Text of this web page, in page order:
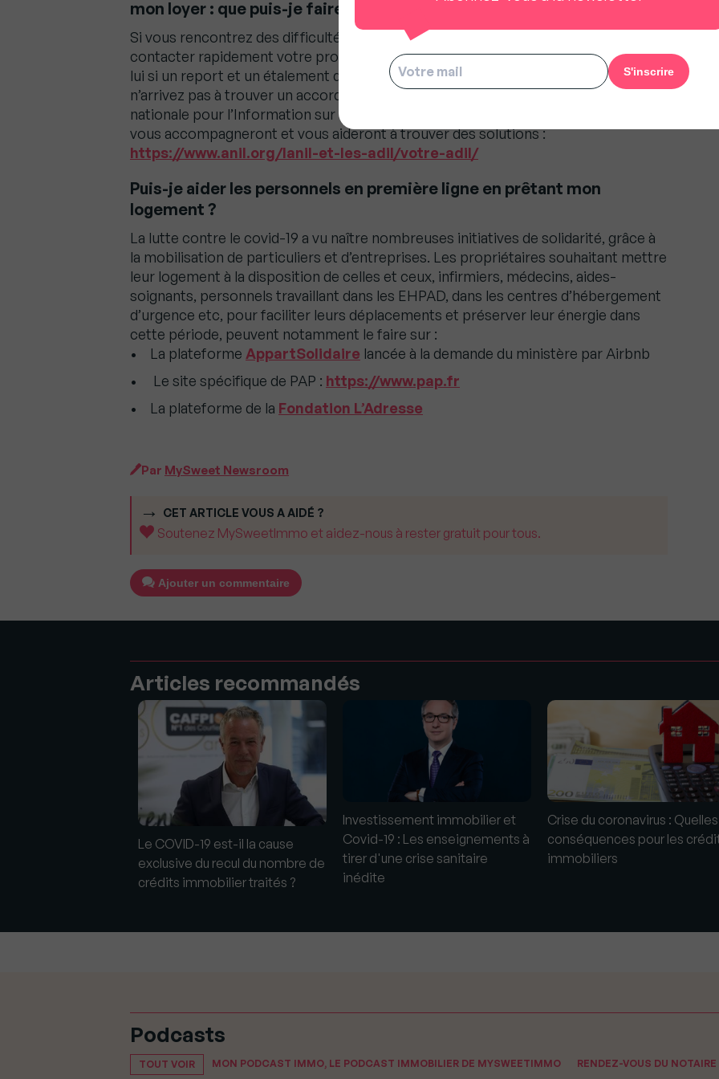
mon loyer : que puis-je faire ? Vers qui puis-je me tourner ?
Si vous rencontrez des difficultés à payer votre loyer, il est recommandé de
contacter rapidement votre propriétaire pour lui expliquer la situation et voir avec
lui si un report et un étalement du paiement du loyer sont possibles. Si vous
n’arrivez pas à trouver un accord amiable, vous pouvez vous tourner vers l’Agence
nationale pour l’Information sur le Logement (ANIL) dont les conseillers juridiques
vous accompagneront et vous aideront à trouver des solutions :
https://www.anil.org/lanil-et-les-adil/votre-adil/
Puis-je aider les personnels en première ligne en prêtant mon
logement ?
La lutte contre le covid-19 a vu naître nombreuses initiatives de solidarité, grâce à
la mobilisation de particuliers et d’entreprises. Les propriétaires souhaitant mettre
leur logement à la disposition de celles et ceux, infirmiers, médecins, aides-
soignants, personnels travaillant dans les EHPAD, dans les centres d’hébergement
d’urgence etc, pour faciliter leurs déplacements et préserver leur énergie dans
cette période, peuvent notamment le faire sur :
• La plateforme AppartSolidaire lancée à la demande du ministère par Airbnb
• Le site spécifique de PAP : https://www.pap.fr
• La plateforme de la Fondation L’Adresse
Par MySweet Newsroom
CET ARTICLE VOUS A AIDÉ ?
Soutenez MySweetImmo et aidez-nous à rester gratuit pour tous.
Ajouter un commentaire
Articles recommandés
Le COVID-19 est-il la cause
exclusive du recul du nombre de
crédits immobilier traités ?
Investissement immobilier et
Covid-19 : Les enseignements à
tirer d'une crise sanitaire
inédite
Crise du coronavirus : Quelles
conséquences pour les
immobiliers
Podcasts
TOUT VOIR MON PODCAST IMMO, LE PODCAST IMMOBILIER DE MYSWEETIMMO RENDEZ-VOUS DU NOTAIRE